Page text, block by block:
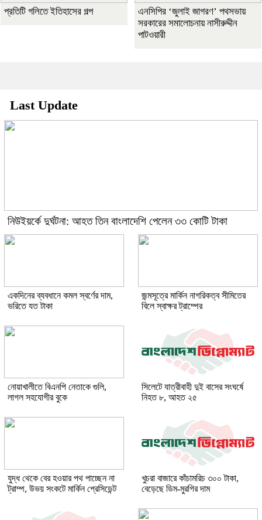
প্রতিটি গলিতে ইতিহাসের গল্প
এনসিপির ‘জুলাই জাগরণ’ পথসভায়
সরকারের সমালোচনায় নাসীরুদ্দীন
পাটওয়ারী
Last Update
নিউইয়র্কে দুর্ঘটনা: আহত তিন বাংলাদেশি পেলেন ৩৩ কোটি টাকা
একদিনের ব্যবধানে কমল স্বর্ণের দাম,
ভরিতে যত টাকা
জন্মসূত্রে মার্কিন নাগরিকত্ব সীমিতের
বিলে স্বাক্ষর ট্রাম্পের
নোয়াখালীতে বিএনপি নেতাকে গুলি,
লাগল সহযোগীর বুকে
সিলেটে যাত্রীবাহী দুই বাসের সংঘর্ষে
নিহত ৮, আহত ২৫
যুদ্ধ থেকে বের হওয়ার পথ পাচ্ছেন না
ট্রাম্প, উভয় সংকটে মার্কিন প্রেসিডেন্ট
খুচরা বাজারে কাঁচামরিচ ৩০০ টাকা,
বেড়েছে ডিম-মুরগির দাম